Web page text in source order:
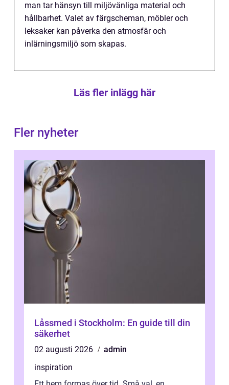
man tar hänsyn till miljövänliga material och
hållbarhet. Valet av färgscheman, möbler och
leksaker kan påverka den atmosfär och
inlärningsmiljö som skapas.
Läs fler inlägg här
Fler nyheter
Låssmed i Stockholm: En guide till din
säkerhet
02 augusti 2026
admin
inspiration